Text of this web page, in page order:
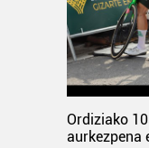
Ordiziako
aurkezpena